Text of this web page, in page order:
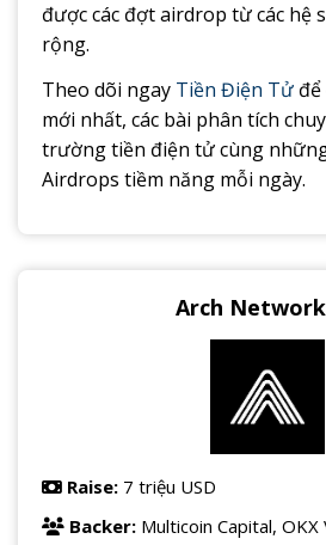
Arch
Raise: 7 triệu USD
Backer: Multicoin Capital,
được các đợt airdrop từ các hệ
rộng.
Theo dõi ngay Tiền Điện Tử
mới nhất, các bài phân tích
trườngtiền điện tửcùng
Airdrops tiềm năng mỗi ngày.